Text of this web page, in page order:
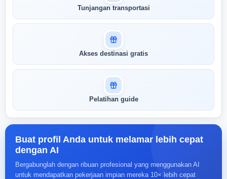
Tunjangan transportasi
Akses destinasi gratis
Pelatihan guide
Buat profil Anda untuk melamar lebih cepat
dengan AI
Bergabunglah dengan ribuan profesional yang menggunakan AI
untuk mendapatkan pekerjaan impian mereka 10× lebih cepat